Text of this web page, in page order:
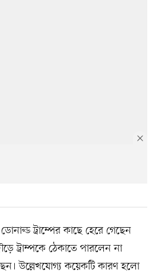
ডোনাল্ড ট্রাম্পের কাছে হেরে গেছেন
ট্রাম্পকে ঠেকাতে পারলেন না
উল্লেখযোগ্য কয়েকটি কারণ হলো